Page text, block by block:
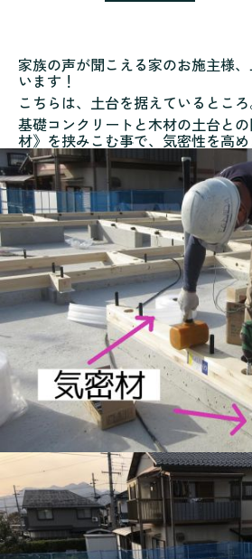
家族の声が聞こえる家のお施主様
います！
こちらは、土台を据えているところ
基礎コンクリートと木材の土台と
材》を挟みこむ事で、気密性を高め